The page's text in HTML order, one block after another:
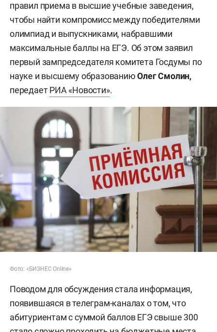
правил приема в высшие учебные заведения,
чтобы найти компромисс между победителями
олимпиад и выпускниками, набравшими
максимальные баллы на ЕГЭ. Об этом заявил
первый зампредседателя комитета Госдумы по
науке и высшему образованиюОлег Смолин,
передаетРИА «Новости».
Фото: «БИЗНЕС Online»
Поводом для обсуждения стала информация,
появившаяся в телеграм-каналах о том, что
абитуриентам с суммой баллов ЕГЭ свыше 300